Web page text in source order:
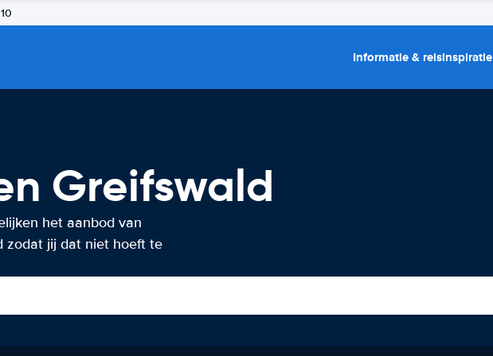
Informatie & reisinspiratie
Greifswald
het aanbod van
zodat jij dat niet hoeft te